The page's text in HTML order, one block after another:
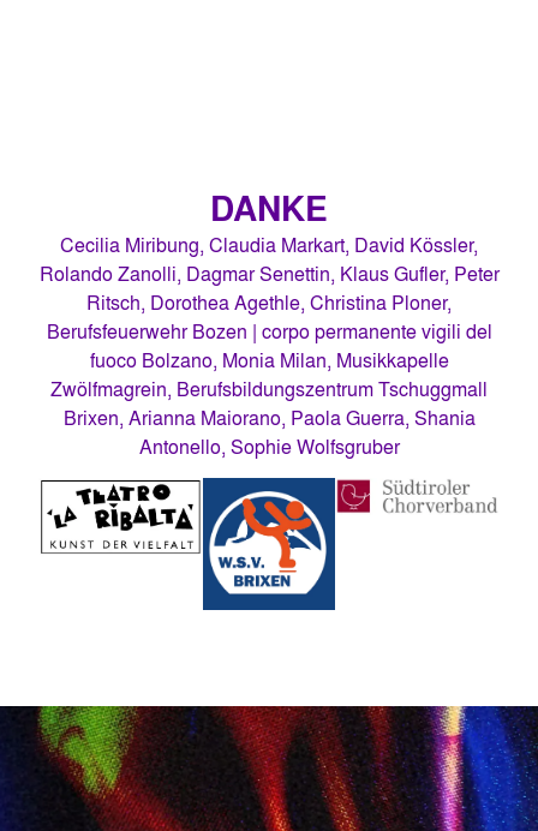
DANKE
Cecilia Miribung, Claudia Markart, David Kössler,
Rolando Zanolli, Dagmar Senettin, Klaus Gufler, Peter
Ritsch, Dorothea Agethle, Christina Ploner,
Berufsfeuerwehr Bozen | corpo permanente vigili del
fuoco Bolzano, Monia Milan, Musikkapelle
Zwölfmagrein, Berufsbildungszentrum Tschuggmall
Brixen, Arianna Maiorano, Paola Guerra, Shania
Antonello, Sophie Wolfsgruber